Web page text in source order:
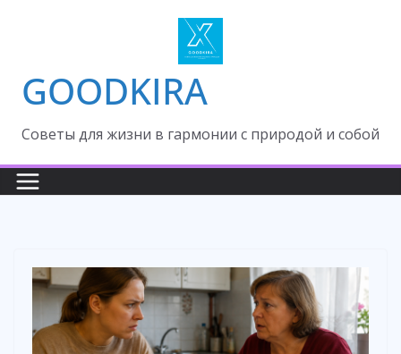
GOODKIRA
Cоветы для жизни в гармонии с природой и собой